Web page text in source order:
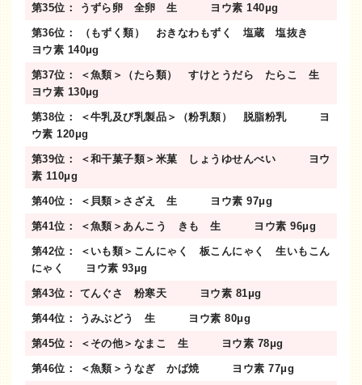
第35位： うずら卵 全卵 生 ヨウ素 140μg
第36位： （もずく類） おきなわもずく 塩蔵 塩抜き
ヨウ素 140μg
第37位： ＜魚類＞（たら類） すけとうだら たらこ 生
ヨウ素 130μg
第38位： ＜牛乳及び乳製品＞（粉乳類） 脱脂粉乳 ヨ
ウ素 120μg
第39位： ＜和干菓子類＞米菓 しょうゆせんべい ヨウ
素 110μg
第40位： ＜貝類＞さざえ 生 ヨウ素 97μg
第41位： ＜魚類＞あんこう きも 生 ヨウ素 96μg
第42位： ＜いも類＞こんにゃく 板こんにゃく 生いもこん
にゃく ヨウ素 93μg
第43位： てんぐさ 粉寒天 ヨウ素 81μg
第44位： うみぶどう 生 ヨウ素 80μg
第45位： ＜その他＞なまこ 生 ヨウ素 78μg
第46位： ＜魚類＞うなぎ かば焼 ヨウ素 77μg